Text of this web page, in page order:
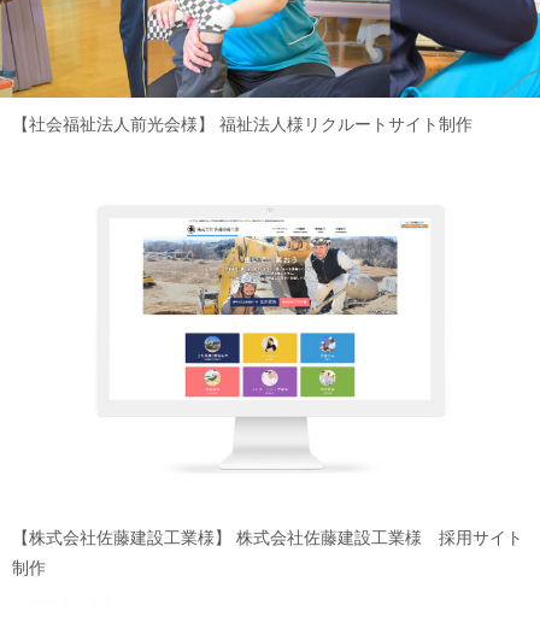
【社会福祉法人前光会様】 福祉法人様リクルートサイト制作
【株式会社佐藤建設工業様】
株式会社佐藤建設工業様 採用サイト
制作